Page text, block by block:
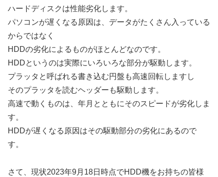
ハードディスクは性能劣化します。
パソコンが遅くなる原因は、データがたくさん入っている
からではなく
HDDの劣化によるものがほとんどなのです。
HDDというのは実際にいろいろな部分が駆動します。
プラッタと呼ばれる書き込む円盤も高速回転しますし
そのプラッタを読むヘッダーも駆動します。
高速で動くものは、年月とともにそのスピードが劣化しま
す。
HDDが遅くなる原因はその駆動部分の劣化にあるので
す。
さて、現状2023年9月18日時点でHDD機をお持ちの皆様